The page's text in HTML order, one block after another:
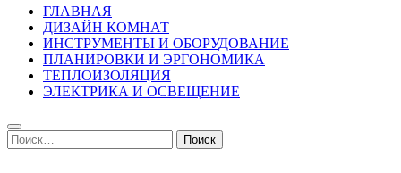
ГЛАВНАЯ
ДИЗАЙН КОМНАТ
ИНСТРУМЕНТЫ И ОБОРУДОВАНИЕ
ПЛАНИРОВКИ И ЭРГОНОМИКА
ТЕПЛОИЗОЛЯЦИЯ
ЭЛЕКТРИКА И ОСВЕЩЕНИЕ
Найти: